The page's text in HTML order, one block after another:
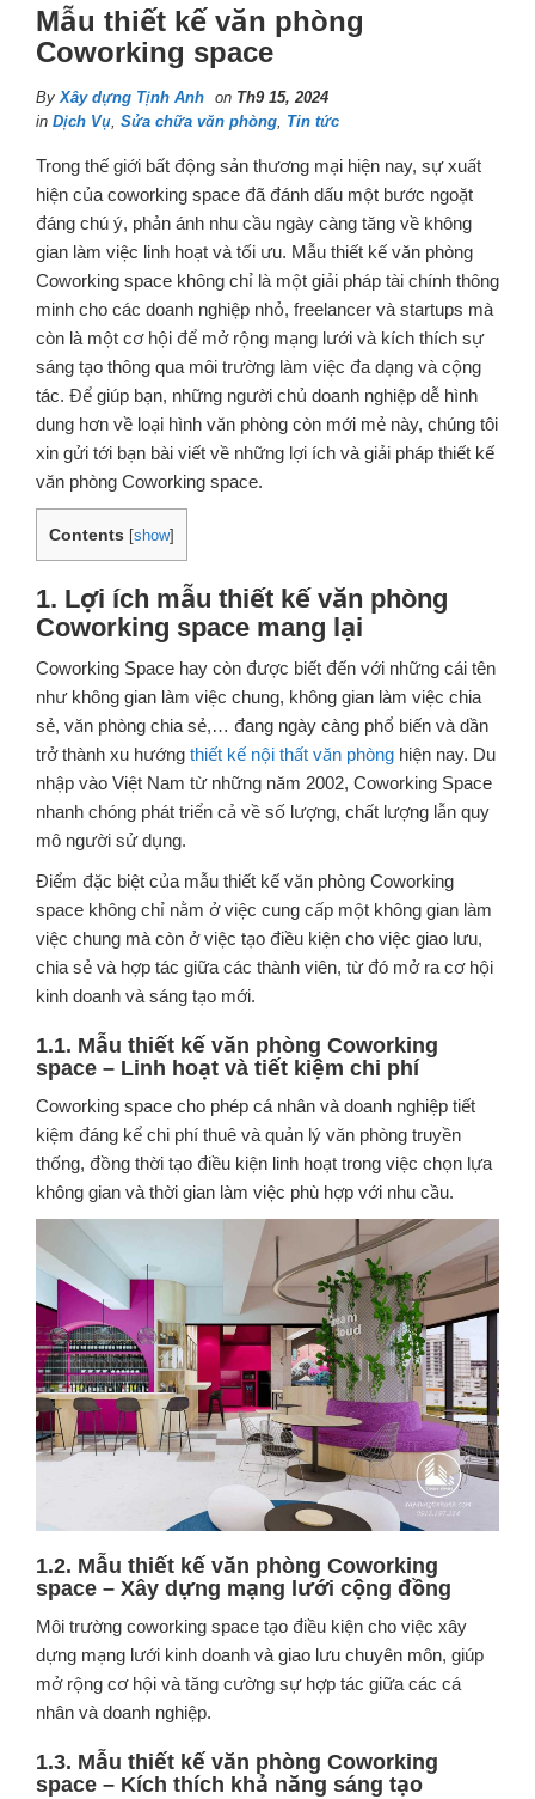
Mẫu thiết kế văn phòng
Coworking space
By Xây dựng Tịnh Anh on Th9 15, 2024
in Dịch Vụ Sửa chữa văn phòng Tin tức
Trong thế giới bất động sản thương mại hiện nay, sự xuất
hiện của coworking space đã đánh dấu một bước ngoặt
đáng chú ý, phản ánh nhu cầu ngày càng tăng về không
gian làm việc linh hoạt và tối ưu. Mẫu thiết kế văn phòng
Coworking space không chỉ là một giải pháp tài chính thông
minh cho các doanh nghiệp nhỏ, freelancer và startups mà
còn là một cơ hội để mở rộng mạng lưới và kích thích sự
sáng tạo thông qua môi trường làm việc đa dạng và cộng
tác. Để giúp bạn, những người chủ doanh nghiệp dễ hình
dung hơn về loại hình văn phòng còn mới mẻ này, chúng tôi
xin gửi tới bạn bài viết về những lợi ích và giải pháp thiết kế
văn phòng Coworking space.
Contents [show]
1. Lợi ích mẫu thiết kế văn phòng
Coworking space mang lại
Coworking Space hay còn được biết đến với những cái tên
như không gian làm việc chung, không gian làm việc chia
sẻ, văn phòng chia sẻ,… đang ngày càng phổ biến và dần
trở thành xu hướng thiết kế nội thất văn phòng hiện nay. Du
nhập vào Việt Nam từ những năm 2002, Coworking Space
nhanh chóng phát triển cả về số lượng, chất lượng lẫn quy
mô người sử dụng.
Điểm đặc biệt của mẫu thiết kế văn phòng Coworking
space không chỉ nằm ở việc cung cấp một không gian làm
việc chung mà còn ở việc tạo điều kiện cho việc giao lưu,
chia sẻ và hợp tác giữa các thành viên, từ đó mở ra cơ hội
kinh doanh và sáng tạo mới.
1.1. Mẫu thiết kế văn phòng Coworking
space – Linh hoạt và tiết kiệm chi phí
Coworking space cho phép cá nhân và doanh nghiệp tiết
kiệm đáng kể chi phí thuê và quản lý văn phòng truyền
thống, đồng thời tạo điều kiện linh hoạt trong việc chọn lựa
không gian và thời gian làm việc phù hợp với nhu cầu.
1.2. Mẫu thiết kế văn phòng Coworking
space – Xây dựng mạng lưới cộng đồng
Môi trường coworking space tạo điều kiện cho việc xây
dựng mạng lưới kinh doanh và giao lưu chuyên môn, giúp
mở rộng cơ hội và tăng cường sự hợp tác giữa các cá
nhân và doanh nghiệp.
1.3. Mẫu thiết kế văn phòng Coworking
space – Kích thích khả năng sáng tạo